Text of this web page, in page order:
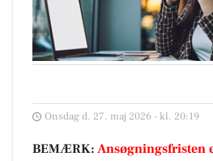
Onsdag d. 27. maj 2026 - kl. 20:19
BEMÆRK: Ansøgningsfristen